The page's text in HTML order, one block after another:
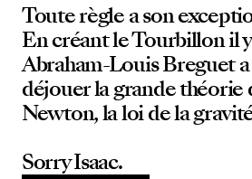
Toute règle a son
En créant le Tourbillon il y
Abraham-Louis Breguet a
déjouer la grande théorie
Newton, la loi de la
Sorry Isaac.